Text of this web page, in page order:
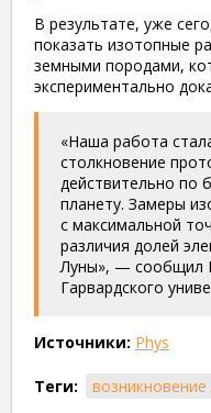
В результате, уже
показать изотопные
земными породами,
экспериментально
«Наша работа
столкновение
действительно по
планету. Замеры
с максимальной
различия долей
Луны», — сообщил
Гарвардского
Источники: Phys
Теги: